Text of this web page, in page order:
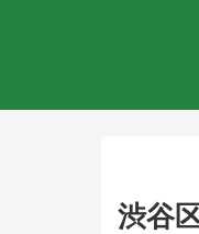
渋谷